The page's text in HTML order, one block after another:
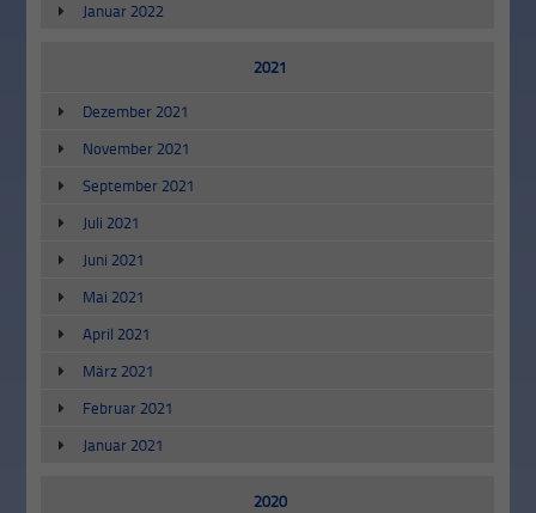
Januar 2022
2021
Dezember 2021
November 2021
September 2021
Juli 2021
Juni 2021
Mai 2021
April 2021
März 2021
Februar 2021
Januar 2021
2020